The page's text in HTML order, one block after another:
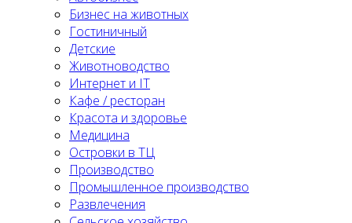
Бизнес на животных
Гостиничный
Детские
Животноводство
Интернет и IT
Кафе / ресторан
Красота и здоровье
Медицина
Островки в ТЦ
Производство
Промышленное производство
Развлечения